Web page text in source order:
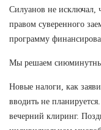
Силуанов не исключал,
правом суверенного
программу
Мы решаем сиюминутные
Новые налоги, как
вводить не
вечерний клиринг.